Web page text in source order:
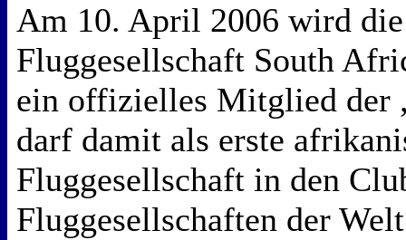
Am 10. April 2006 wird
Fluggesellschaft South
ein offizielles Mitglied der
darf damit als erste
Fluggesellschaft in den
Fluggesellschaften der